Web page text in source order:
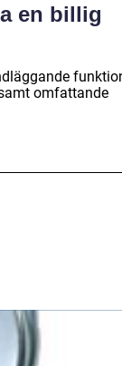
en billig
omfattande